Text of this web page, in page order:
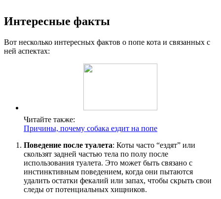
Интересные факты
Вот несколько интересных фактов о попе кота и связанных с
ней аспектах:
Читайте также:
Причины, почему собака ездит на попе
Поведение после туалета: Коты часто “ездят” или
скользят задней частью тела по полу после
использования туалета. Это может быть связано с
инстинктивным поведением, когда они пытаются
удалить остатки фекалий или запах, чтобы скрыть свои
следы от потенциальных хищников.